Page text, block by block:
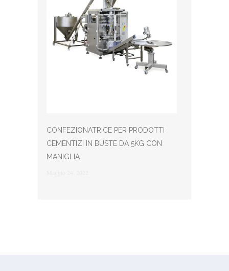
CONFEZIONATRICE PER PRODOTTI
CEMENTIZI IN BUSTE DA 5KG CON
MANIGLIA